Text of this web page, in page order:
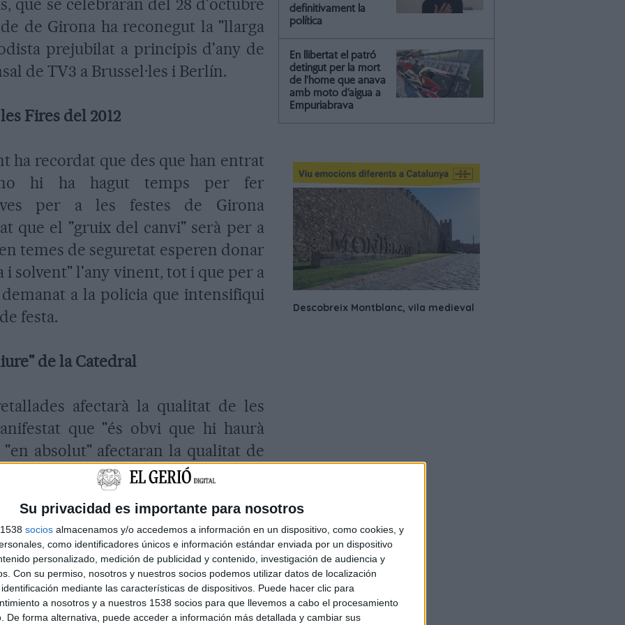
Su privacidad es importante para nosotros
socios almacenamos y/o accedemos a información en un dispositivo, como cookies, y
como identificadores únicos e información estándar enviada por un dispositivo
personalizado, medición de publicidad y contenido, investigación de audiencia y
Con su permiso, nosotros y nuestros socios podemos utilizar datos de localización
mediante las características de dispositivos. Puede hacer clic para
a nosotros y a nuestros 1538 socios para que llevemos a cabo el procesamiento
De forma alternativa, puede acceder a información más detallada y cambiar sus
que se celebraran del 28 d'octubre
de Girona ha reconegut la "llarga
prejubilat a principis d'any de
de TV3 a Brussel·les i Berlín.
Fires del 2012
ha recordat que des que han entrat
hi ha hagut temps per fer
per a les festes de Girona
que el "gruix del canvi" serà per a
temes de seguretat esperen donar
i solvent" l'any vinent, tot i que per a
a la policia que intensifiqui
festa.
de la Catedral
afectarà la qualitat de les
que "és obvi que hi haurà
absolut" afectaran la qualitat de
exemple de proposta de "qualitat
i que "no està renyida" amb un
d'enguany, obra de l'artista nascut
"valors clars de l'art gironí amb més
com l'ha definit Puigdemont.
el cartell és una interpretació
definitivament la
política
En llibertat el patró
detingut per la mort
de l'home que anava
amb moto d’aigua a
Empuriabrava